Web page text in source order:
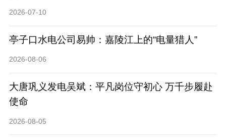
2026-07-10
亭子口水电公司易帅：嘉陵江上的“电量猎人”
2026-08-06
大唐巩义发电吴斌：平凡岗位守初心 万千步履赴
使命
2026-08-05